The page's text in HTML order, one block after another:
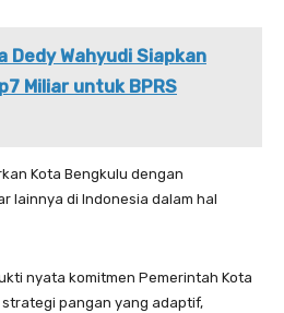
Dedy Wahyudi Siapkan
Miliar untuk BPRS
Kota Bengkulu dengan
lainnya di Indonesia dalam hal
nyata komitmen Pemerintah Kota
pangan yang adaptif,